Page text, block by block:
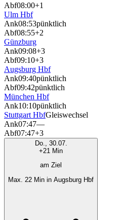
Abf08:00+1
Ulm Hbf
Ank08:53pünktlich
Abf08:55+2
Günzburg
Ank09:08+3
Abf09:10+3
Augsburg Hbf
Ank09:40pünktlich
Abf09:42pünktlich
München Hbf
Ank10:10pünktlich
Stuttgart HbfGleiswechsel
Ank07:47—
Abf07:47+3
Do., 30.07.
+21 Min
am Ziel
Max. 22 Min in Augsburg Hbf